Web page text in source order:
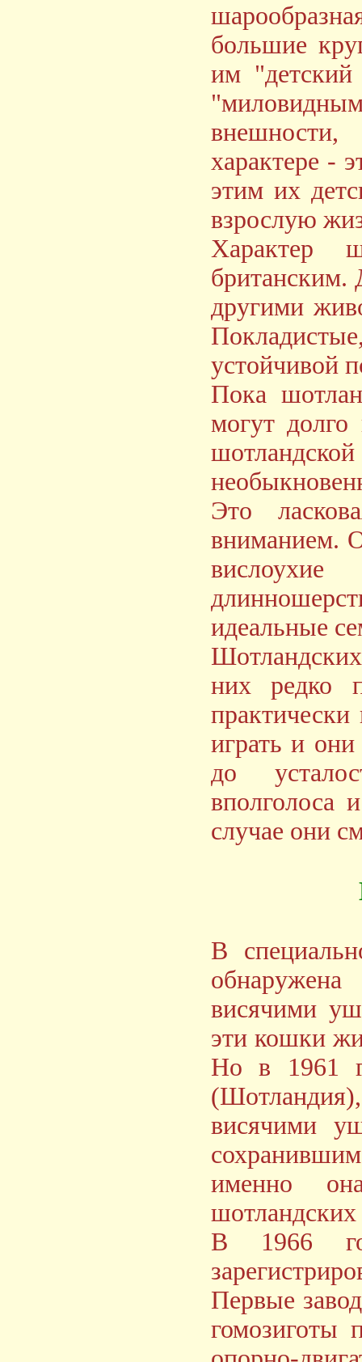
большие
им
характере -
этим их
взрослую
Характер
британским.
другими
устойчивой
Пока
могут
шотландской
Это
вниманием.
идеальные
них редко
играть и
до
вполголоса
случае они
В
висячими
эти кошки
Но в 1961
(Шотландия),
висячими
именно
В 1966
Первые
гомозиготы